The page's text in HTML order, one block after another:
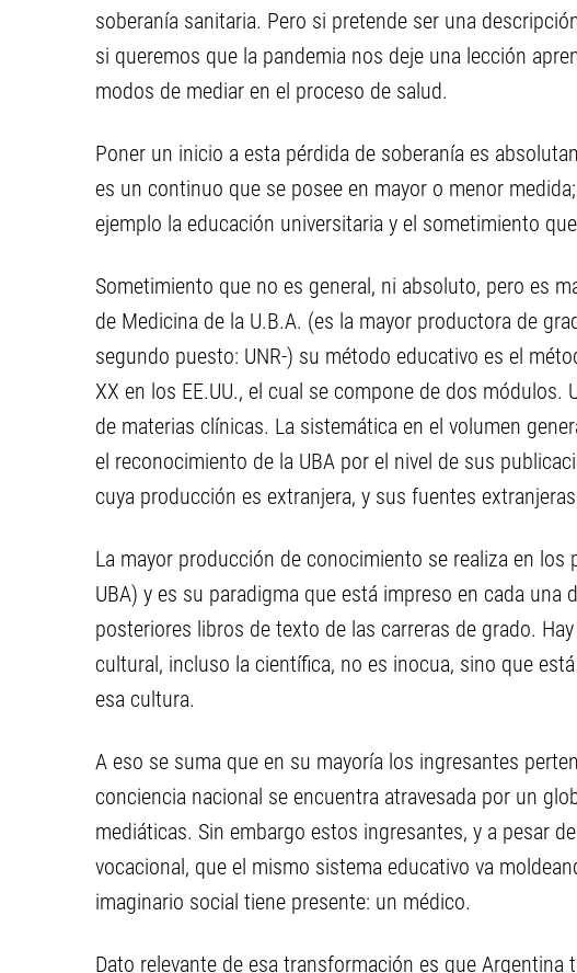
soberanía sanitaria. Pero si pretende ser una
si queremos que la pandemia nos deje una lección
modos de mediar en el proceso de salud.
Poner un inicio a esta pérdida de soberanía es
es un continuo que se posee en mayor o menor
ejemplo la educación universitaria y el sometimiento
Sometimiento que no es general, ni absoluto, pero es
de Medicina de la U.B.A. (es la mayor productora de
segundo puesto: UNR-) su método educativo es el
XX en los EE.UU., el cual se compone de dos
de materias clínicas. La sistemática en el volumen
el reconocimiento de la UBA por el nivel de sus
cuya producción es extranjera, y sus fuentes
La mayor producción de conocimiento se realiza en
UBA) y es su paradigma que está impreso en cada una
posteriores libros de texto de las carreras de grado.
cultural, incluso la científica, no es inocua, sino que
esa cultura.
A eso se suma que en su mayoría los ingresantes
conciencia nacional se encuentra atravesada por un
mediáticas. Sin embargo estos ingresantes, y a pesar
vocacional, que el mismo sistema educativo va
imaginario social tiene presente: un médico.
Dato relevante de esa transformación es que